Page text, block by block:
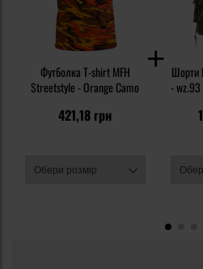
Футболка T-shirt MFH
Streetstyle - Orange Camo
421,18 грн
Шорти
-